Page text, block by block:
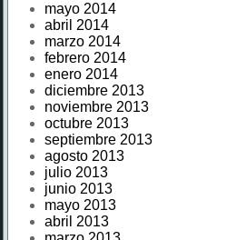
mayo 2014
abril 2014
marzo 2014
febrero 2014
enero 2014
diciembre 2013
noviembre 2013
octubre 2013
septiembre 2013
agosto 2013
julio 2013
junio 2013
mayo 2013
abril 2013